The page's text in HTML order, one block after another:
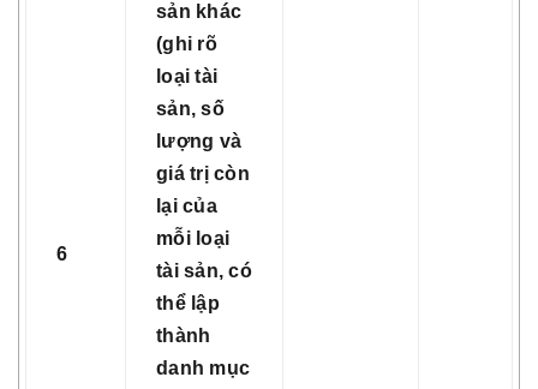
6
sản khác
(ghi rõ
loại tài
sản, số
lượng và
giá trị còn
lại của
mỗi loại
tài sản, có
thể lập
thành
danh mục